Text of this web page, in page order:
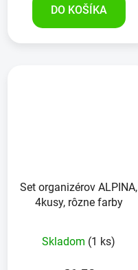
DO KOŠÍKA
Set organizérov ALPINA,
4kusy, rôzne farby
Skladom (1 ks)